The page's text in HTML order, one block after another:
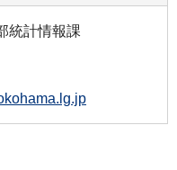
統計情報課